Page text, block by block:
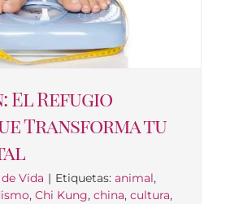
El Refugio
Transforma tu
Vida | Etiquetas: animal,
, Chi Kung, china, cultura,